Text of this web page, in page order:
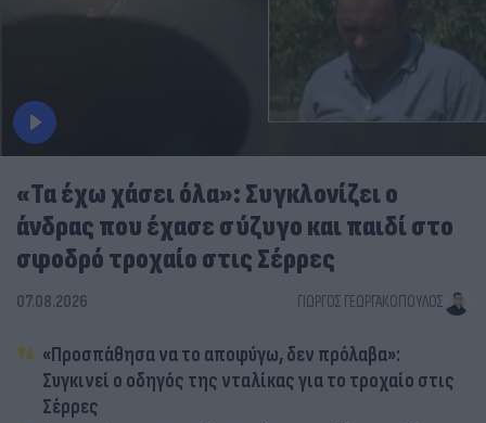
«Τα έχω χάσει όλα»: Συγκλονίζει ο
άνδρας που έχασε σύζυγο και παιδί στο
σφοδρό τροχαίο στις Σέρρες
07.08.2026 ΓΙΏΡΓΟΣ ΓΕΩΡΓΑΚΌΠΟΥΛΟΣ
«Προσπάθησα να το αποφύγω, δεν πρόλαβα»:
Συγκινεί ο οδηγός της νταλίκας για το τροχαίο στις
Σέρρες